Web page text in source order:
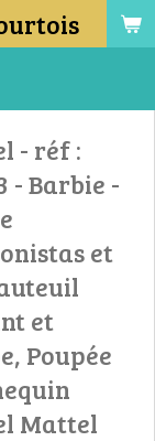
- réf :
- Barbie -
et
et
Poupée
Mattel